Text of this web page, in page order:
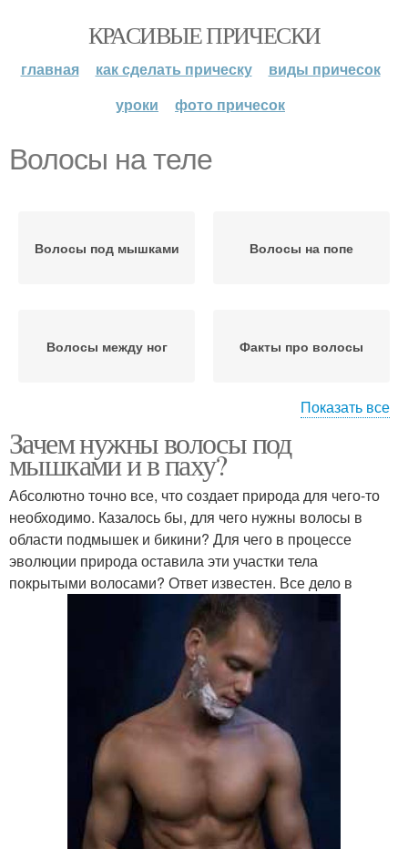
КРАСИВЫЕ ПРИЧЕСКИ
главная как сделать прическу
виды причесок
уроки
фото причесок
Волосы на теле
Волосы под мышками Волосы на попе
Волосы между ног Факты про волосы
Лобковые волосы Волосы в паху
Волос в зоне Волосы в носу
Волос на теле
Волосы на подмышках Волосы на голове
Посты про волосы Волосы на ногах
Показать все
Зачем нужны волосы под
мышками и в паху?
Абсолютно точно все, что создает природа для чего-то
необходимо. Казалось бы, для чего нужны волосы в
области подмышек и бикини? Для чего в процессе
эволюции природа оставила эти участки тела
покрытыми волосами? Ответ известен. Все дело в